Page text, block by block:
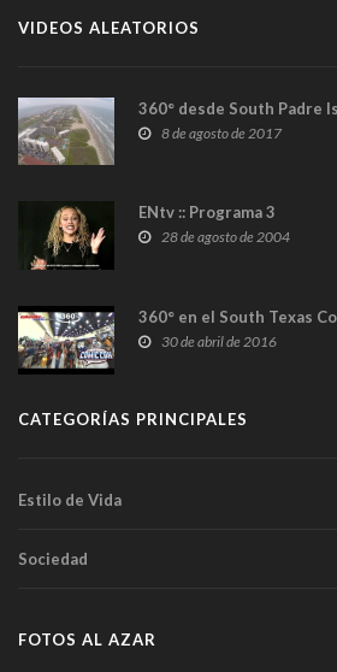
VIDEOS ALEATORIOS
360° desde South Padre
8 de agosto de 2017
ENtv :: Programa 3
28 de agosto de 2004
360° en el South Texas
30 de abril de 2016
CATEGORÍAS PRINCIPALES
Estilo de Vida
Sociedad
FOTOS AL AZAR